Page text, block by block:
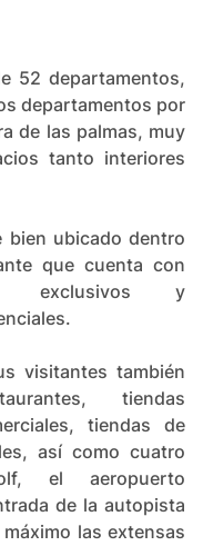
52 departamentos,
departamentos por
de las palmas, muy
tanto interiores
bien ubicado dentro
que cuenta con
exclusivos y
visitantes también
tiendas
tiendas de
así como cuatro
el aeropuerto
de la autopista
las extensas